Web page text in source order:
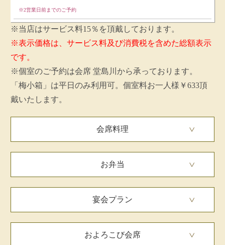
※2営業日前までのご予約
※当店はサービス料15％を頂戴しております。
※表示価格は、サービス料及び消費税を含めた総額表示
です。
※個室のご予約は会席 堂島川から承っております。
「梅小箱」は平日のみ利用可。個室料お一人様￥633頂
戴いたします。
会席料理
お弁当
宴会プラン
およろこび会席